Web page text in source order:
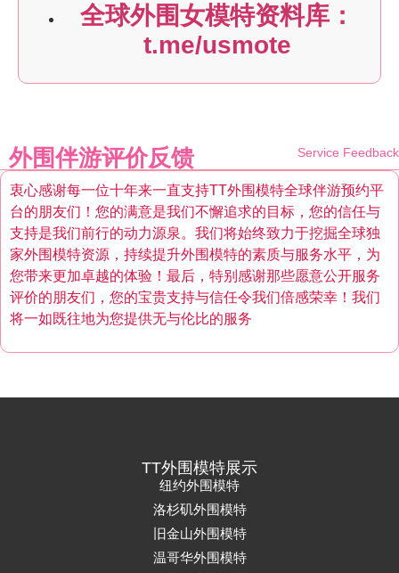
全球外围女模特资料库：
t.me/usmote
外围伴游评价反馈 Service Feedback
衷心感谢每一位十年来一直支持TT外围模特全球伴游预约平
台的朋友们！您的满意是我们不懈追求的目标，您的信任与
支持是我们前行的动力源泉。我们将始终致力于挖掘全球独
家外围模特资源，持续提升外围模特的素质与服务水平，为
您带来更加卓越的体验！最后，特别感谢那些愿意公开服务
评价的朋友们，您的宝贵支持与信任令我们倍感荣幸！我们
将一如既往地为您提供无与伦比的服务
TT外围模特展示
纽约外围模特
洛杉矶外围模特
旧金山外围模特
温哥华外围模特